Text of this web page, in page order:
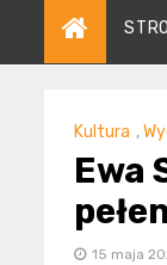
Kultura ,
Ewa
15 maja